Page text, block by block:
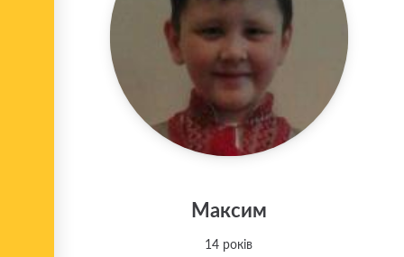
Максим
14 років